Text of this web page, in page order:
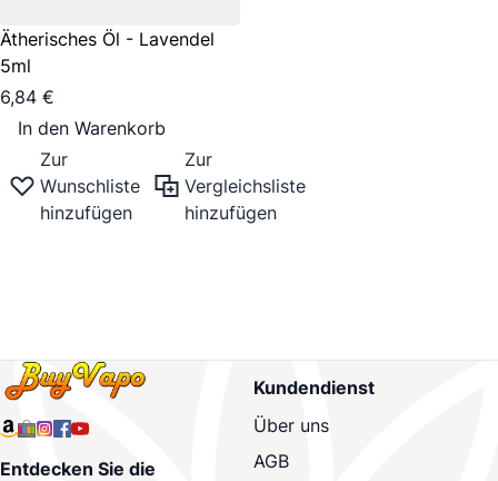
Ätherisches Öl - Lavendel
5ml
6,84 €
In den Warenkorb
Zur
Wunschliste
hinzufügen
Zur
Vergleichsliste
hinzufügen
Entdecken Sie die
Kundendienst
Über uns
AGB